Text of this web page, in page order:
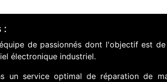
:
de passionnés dont l'objectif est
électronique industriel.
un service optimal de réparation de